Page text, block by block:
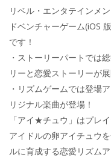
リベル・エンタテインメ
ドベンチャーゲーム(iOS
です！
・ストーリーパートでは
リーと恋愛ストーリーが展
・リズムゲームでは登場
リジナル楽曲が登場！
「アイ★チュウ」はプレ
アイドルの卵アイチュウ
ルに育成する恋愛リズム